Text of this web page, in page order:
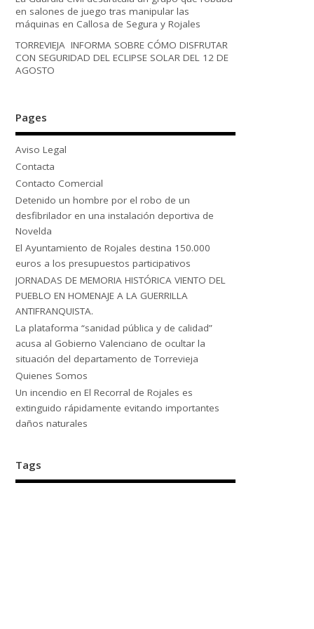
en salones de juego tras manipular las
máquinas en Callosa de Segura y Rojales
TORREVIEJA INFORMA SOBRE CÓMO DISFRUTAR
CON SEGURIDAD DEL ECLIPSE SOLAR DEL 12 DE
AGOSTO
Pages
Aviso Legal
Contacta
Contacto Comercial
Detenido un hombre por el robo de un
desfibrilador en una instalación deportiva de
Novelda
El Ayuntamiento de Rojales destina 150.000
euros a los presupuestos participativos
JORNADAS DE MEMORIA HISTÓRICA VIENTO DEL
PUEBLO EN HOMENAJE A LA GUERRILLA
ANTIFRANQUISTA.
La plataforma “sanidad pública y de calidad”
acusa al Gobierno Valenciano de ocultar la
situación del departamento de Torrevieja
Quienes Somos
Un incendio en El Recorral de Rojales es
extinguido rápidamente evitando importantes
daños naturales
Tags